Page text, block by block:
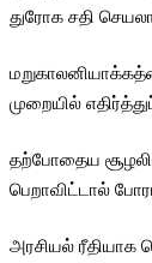
துரோக சதி
முறையில்
தற்போதைய
பெறாவிட்டால்
அரசியல்